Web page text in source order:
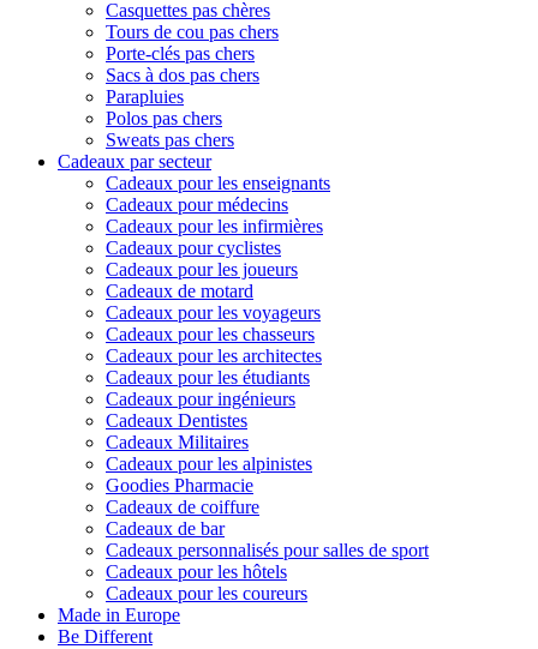
Casquettes pas chères
Tours de cou pas chers
Porte-clés pas chers
Sacs à dos pas chers
Parapluies
Polos pas chers
Sweats pas chers
Cadeaux par secteur
Cadeaux pour les enseignants
Cadeaux pour médecins
Cadeaux pour les infirmières
Cadeaux pour cyclistes
Cadeaux pour les joueurs
Cadeaux de motard
Cadeaux pour les voyageurs
Cadeaux pour les chasseurs
Cadeaux pour les architectes
Cadeaux pour les étudiants
Cadeaux pour ingénieurs
Cadeaux Dentistes
Cadeaux Militaires
Cadeaux pour les alpinistes
Goodies Pharmacie
Cadeaux de coiffure
Cadeaux de bar
Cadeaux personnalisés pour salles de sport
Cadeaux pour les hôtels
Cadeaux pour les coureurs
Made in Europe
Be Different